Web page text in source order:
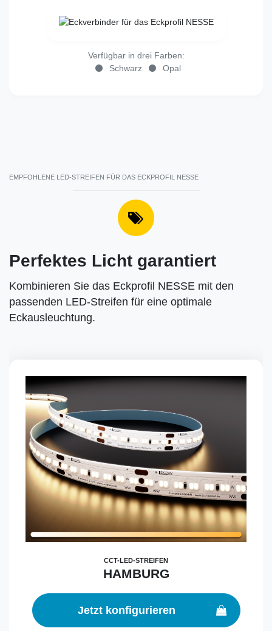
Verfügbar in drei Farben:
Schwarz
Opal
EMPFOHLENE LED-STREIFEN FÜR DAS ECKPROFIL NESSE
Perfektes Licht garantiert
Kombinieren Sie das Eckprofil NESSE mit den
passenden LED-Streifen für eine optimale
Eckausleuchtung.
CCT-LED-STREIFEN
HAMBURG
Jetzt konfigurieren